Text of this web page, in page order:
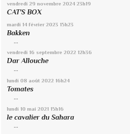
vendredi 29 novembre 2024 23h19
CAT'S BOX
mardi 14 février 2023 15h23
Bakken
vendredi 16 septembre 2022 12h36
Dar Allouche
...
lundi 08 août 2022 16h24
Tomates
...
lundi 10 mai 2021 15h16
le cavalier du Sahara